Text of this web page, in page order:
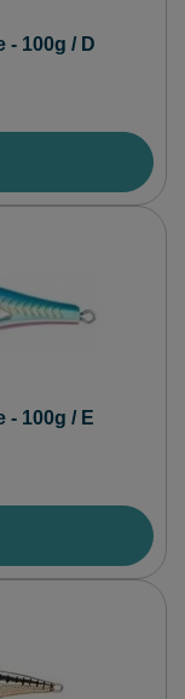
- 100g / D
- 100g / E